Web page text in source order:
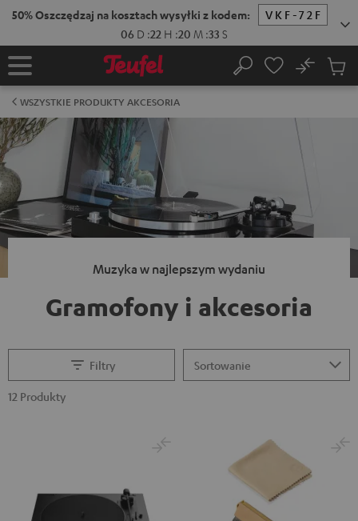
DO
50% Oszczędzaj na kosztach wysyłki z kodem:
VKF-72F
06 D :22 H :20 M :32 S
Strona
Szukaj
No
WSZYSTKIE PRODUKTY AKCESORIA
Muzyka w najlepszym wydaniu
Gramofony i akcesoria
Filtry
12 Produkty